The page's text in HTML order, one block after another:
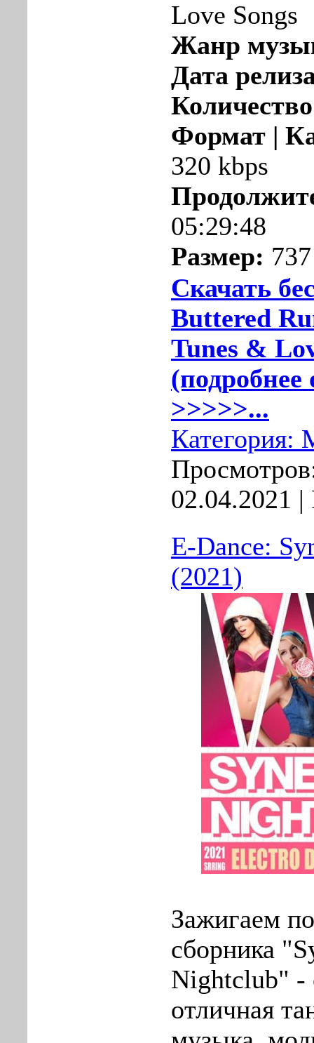
Love Songs
Жанр
Дата
Формат |
320 kbps
05:29:48
Размер:
Скачать
Buttered
Tunes &
(подробнее
>>>>>...
Категория:
02.04.2021 |
E-Dance:
(2021)
Зажигаем
сборника
Nightclub" -
отличная